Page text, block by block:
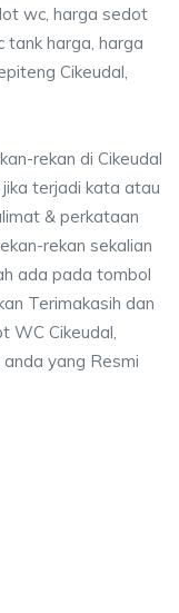
wc, harga sedot
tank harga, harga
Cikeudal,
rekan di Cikeudal
terjadi kata atau
& perkataan
rekan sekalian
ada pada tombol
Terimakasih dan
WC Cikeudal,
yang Resmi